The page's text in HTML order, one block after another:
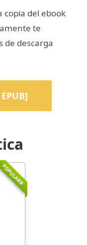
copia del ebook
te
de descarga
POPULARR